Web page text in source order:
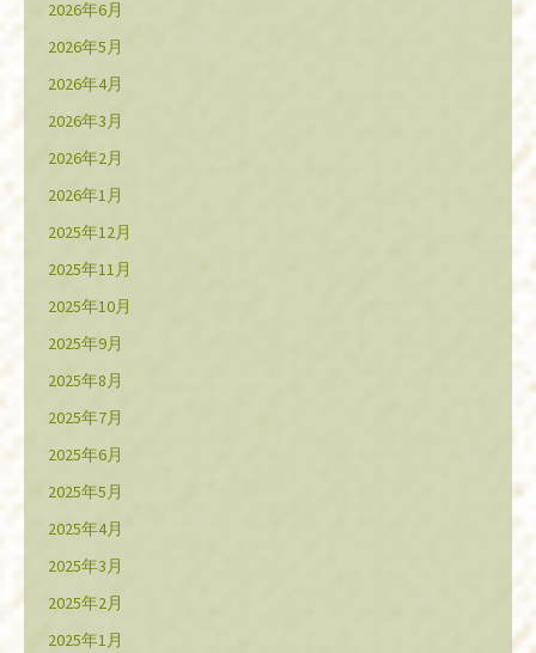
2026年6月
2026年5月
2026年4月
2026年3月
2026年2月
2026年1月
2025年12月
2025年11月
2025年10月
2025年9月
2025年8月
2025年7月
2025年6月
2025年5月
2025年4月
2025年3月
2025年2月
2025年1月